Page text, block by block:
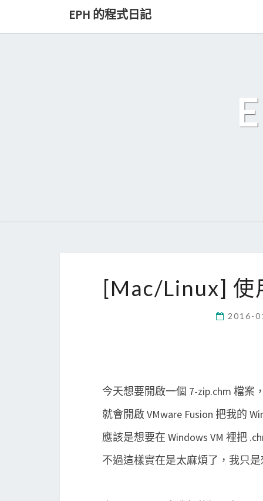
EPH 的程式日記
[Mac/Linux] 使
2016-
今天想要開啟一個 7-zip.chm 檔案
就會開啟 VMware Fusion 把我的
應該是想要在 Windows VM 裡把
不過這樣實在是太麻煩了，我只